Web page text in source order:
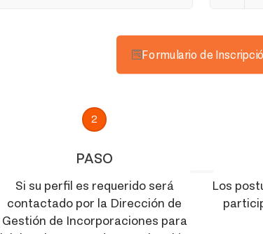
Formulario de
2
PASO
Si su perfil es requerido será
contactado por la Dirección de
Gestión de Incorporaciones para
Los